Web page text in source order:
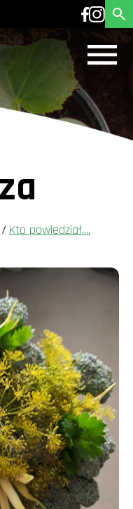
/ Kto powiedział....